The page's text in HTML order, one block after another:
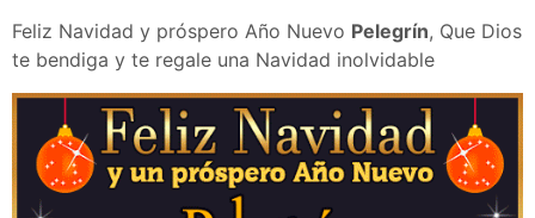
Feliz Navidad y próspero Año Nuevo Pelegrín, Que Dios
te bendiga y te regale una Navidad inolvidable